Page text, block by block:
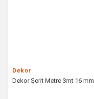
Dekor
Dekor Şerit Metre 3mt 16 mm